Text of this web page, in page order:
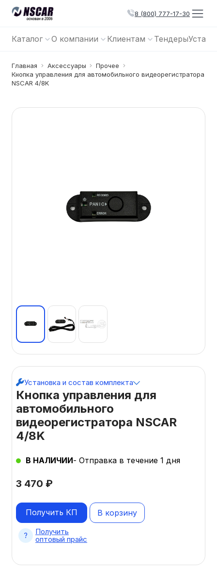
8 (800) 777-17-30
Каталог О компании Клиентам Тендеры
Главная Аксессуары
Прочее
Кнопка управления для автомобильного видеорегистратора
NSCAR 4/8K
Кнопка управления для
автомобильного
видеорегистратора NSCAR
4/8K
3 470 ₽
В НАЛИЧИИ- Отправка в течение 1 дня
Установка и состав комплекта
В корзину
Получить КП
Получить
оптовый прайс